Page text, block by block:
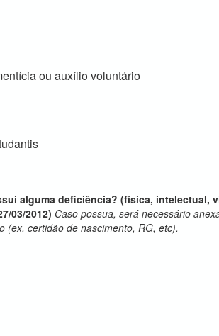
ou auxílio voluntário
alguma deficiência? (física,
03/2012) Caso possua, será necessário
(ex. certidão de nascimento, RG, etc).